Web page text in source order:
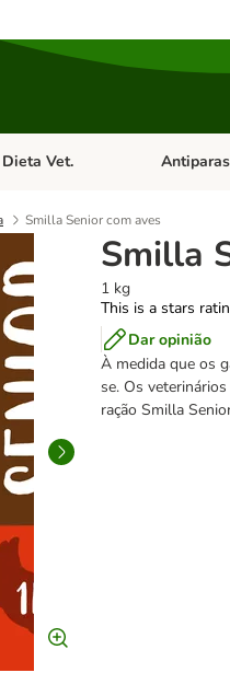
Cães
menu de categoria: Gatos
Dieta Vet. Abrir menu
Smilla Senior com aves
Smilla
1 kg
This is a stars
Dar opinião
À medida que os
se. Os
ração Smilla